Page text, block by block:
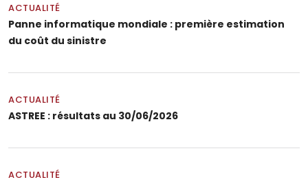
ACTUALITÉ
Panne informatique mondiale : première estimation
du coût du sinistre
ACTUALITÉ
ASTREE : résultats au 30/06/2026
ACTUALITÉ